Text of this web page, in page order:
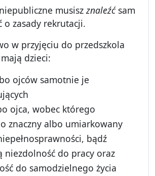
musiszznaleźć sam
o zasady rekrutacji.
w przyjęciu do przedszkola
dzieci:
ojców samotnie je
ojca, wobec którego
znaczny albo umiarkowany
bądź
niezdolność do pracy oraz
do samodzielnego życia